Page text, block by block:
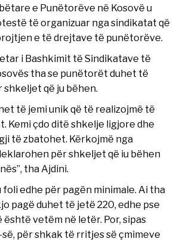
e Punëtorëve në Kosovë u
të organizuar nga sindikatat që
e të drejtave të punëtorëve.
i Bashkimit të Sindikatave të
tha se punëtorët duhet të
që ju bëhen.
të jemi unik që të realizojmë të
Kemi çdo ditë shkelje ligjore dhe
të zbatohet. Kërkojmë nga
për shkeljet që iu bëhen
tha Ajdini.
foli edhe për pagën minimale. Ai tha
pagë duhet të jetë 220, edhe pse
është vetëm në letër. Por, sipas
për shkak të rritjes së çmimeve